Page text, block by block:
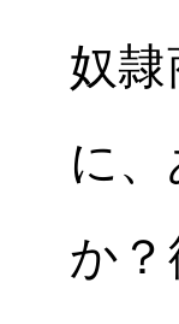
奴
に
か